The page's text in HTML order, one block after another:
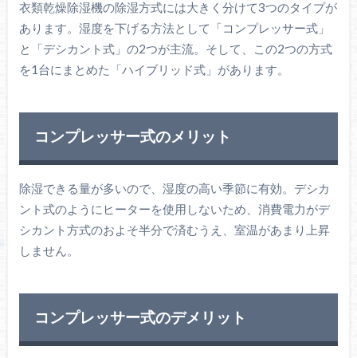
衣類乾燥除湿機の除湿方式には大きく分けて3つのタイプが
あります。湿度を下げる方法として「コンプレッサー式」
と「デシカント式」の2つが主流。そして、この2つの方式
を1台にまとめた「ハイブリッド式」があります。
コンプレッサー式のメリット
除湿できる量が多いので、湿度の高い季節に有効。デシカ
ント式のようにヒーターを使用しないため、消費電力がデ
シカント方式のおよそ半分で済むうえ、室温があまり上昇
しません。
コンプレッサー式のデメリット